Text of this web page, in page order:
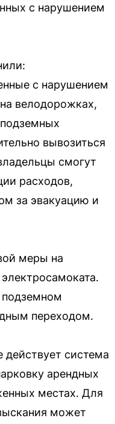
с нарушением
с нарушением
велодорожках,
подземных
вывозиться
смогут
расходов,
за эвакуацию и
меры на
подземном
переходом.
система
арендных
местах. Для
может